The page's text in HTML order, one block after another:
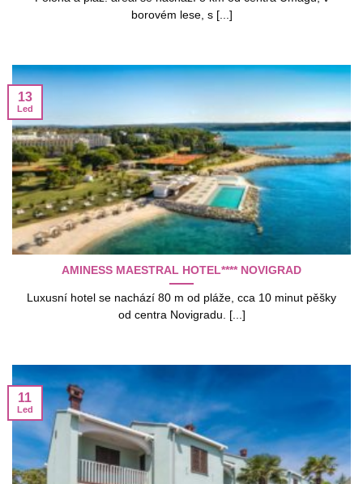
borovém lese, s [...]
AMINESS MAESTRAL HOTEL**** NOVIGRAD
Luxusní hotel se nachází 80 m od pláže, cca 10 minut pěšky
od centra Novigradu. [...]
13
Led
11
Led